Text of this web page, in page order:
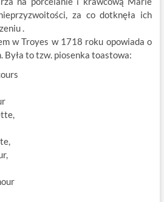
za co dotknęła ich
.
w Troyes w 1718 roku opowiada o
Była to tzw. piosenka toastowa: